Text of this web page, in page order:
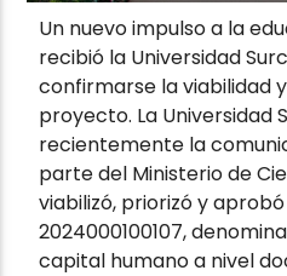
Un nuevo impulso a la
recibió la Universidad
confirmarse la viabilidad
proyecto. La Universidad
recientemente la
parte del Ministerio de
viabilizó, priorizó y
2024000100107,
capital humano a nivel